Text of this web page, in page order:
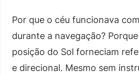
Por que o céu funcionava
durante a navegação?
posição do Sol forneciam
e direcional. Mesmo sem